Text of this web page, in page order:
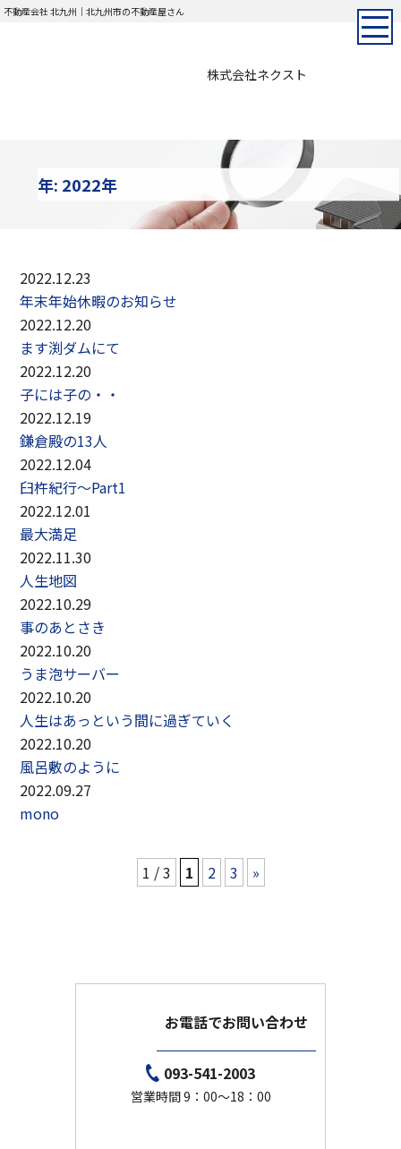
不動産会社 北九州｜北九州市の不動産屋さん
株式会社ネクスト
年: 2022年
2022.12.23
年末年始休暇のお知らせ
2022.12.20
ます渕ダムにて
2022.12.20
子には子の・・
2022.12.19
鎌倉殿の13人
2022.12.04
臼杵紀行～Part1
2022.12.01
最大満足
2022.11.30
人生地図
2022.10.29
事のあとさき
2022.10.20
うま泡サーバー
2022.10.20
人生はあっという間に過ぎていく
2022.10.20
風呂敷のように
2022.09.27
mono
1 / 3 1 2 3 »
お電話でお問い合わせ
093-541-2003
営業時間 9：00～18：00